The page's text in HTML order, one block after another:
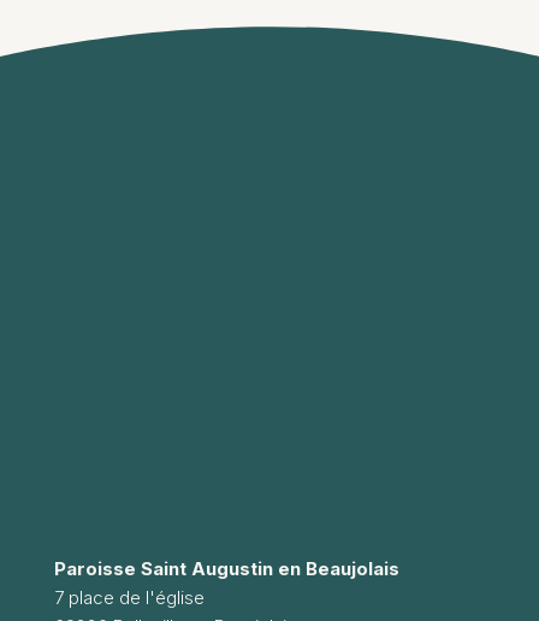
Paroisse Saint Augustin en Beaujolais
7 place de l'église